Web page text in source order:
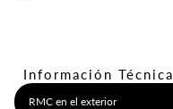
Información Técnica
RMC en el exterior